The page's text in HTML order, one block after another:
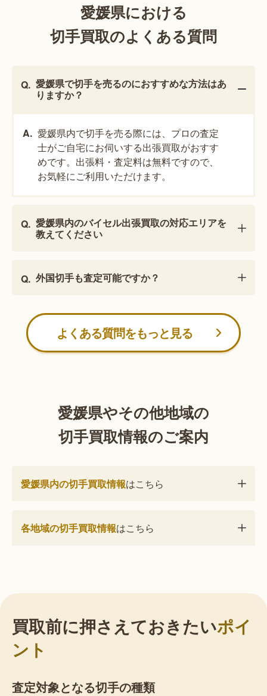
愛媛県における
切手買取のよくある質問
愛媛県で切手を売るのにおすすめな方法はあ
りますか？
愛媛県内で切手を売る際には、プロの査定
士がご自宅にお伺いする出張買取がおすす
めです。出張料・査定料は無料ですので、
お気軽にご利用いただけます。
愛媛県内のバイセル出張買取の対応エリアを
教えてください
外国切手も査定可能ですか？
よくある質問をもっと見る
愛媛県やその他地域の
切手買取情報のご案内
愛媛県内の切手買取情報はこちら
各地域の切手買取情報はこちら
買取前に押さえておきたいポイ
ント
査定対象となる切手の種類